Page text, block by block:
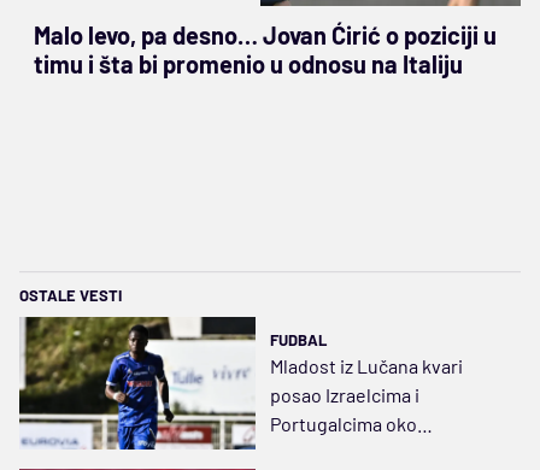
Malo levo, pa desno… Jovan Ćirić o poziciji u
timu i šta bi promenio u odnosu na Italiju
OSTALE VESTI
FUDBAL
Mladost iz Lučana kvari
posao Izraelcima i
Portugalcima oko